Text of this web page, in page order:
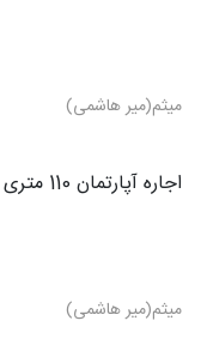
میثم(میر هاشمی)
اجاره آپارتمان 110 متری
میثم(میر هاشمی)